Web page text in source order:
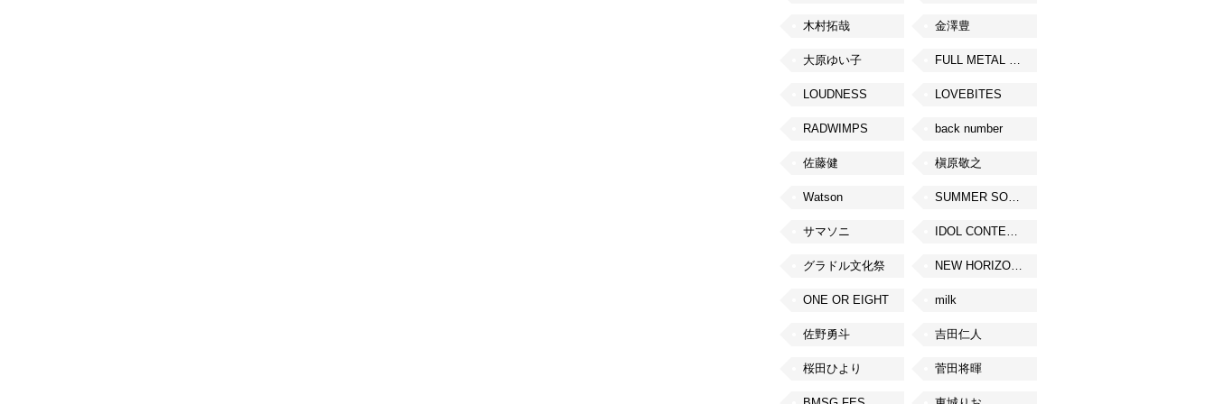
木村拓哉 金澤豊
大原ゆい子 FULL METAL JAPAN 2026
LOUDNESS LOVEBITES
RADWIMPS back number
佐藤健 槇原敬之
Watson SUMMER SONIC
サマソニ IDOL CONTENT EXPO
グラドル文化祭 NEW HORIZON FEST
ONE OR EIGHT milk
佐野勇斗 吉田仁人
桜田ひより 菅田将暉